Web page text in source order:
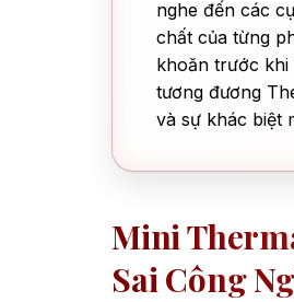
nghe đến các
chất của từng
khoăn trước khi
tương đương
và sự khác biệt
Mini
Sai Công